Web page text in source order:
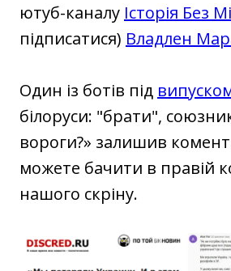
ютуб-каналу Історія Без
підписатися) Владлен
Один із ботів під
білоруси: "брати",
вороги?» залишив
можете бачити в правій
нашого скріну.